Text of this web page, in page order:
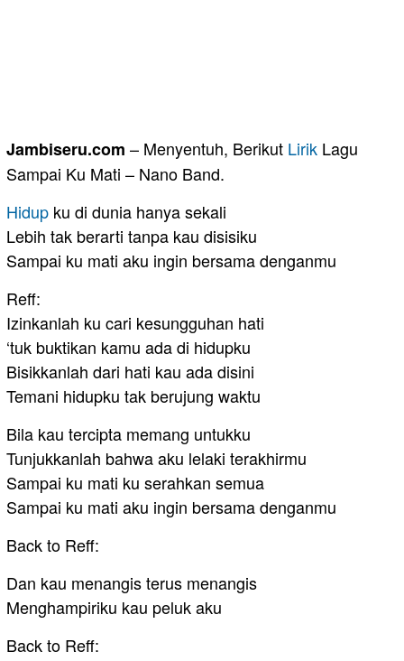
Jambiseru.com – Menyentuh, Berikut Lirik Lagu
Sampai Ku Mati – Nano Band.
Hidup ku di dunia hanya sekali
Lebih tak berarti tanpa kau disisiku
Sampai ku mati aku ingin bersama denganmu
Reff:
Izinkanlah ku cari kesungguhan hati
‘tuk buktikan kamu ada di hidupku
Bisikkanlah dari hati kau ada disini
Temani hidupku tak berujung waktu
Bila kau tercipta memang untukku
Tunjukkanlah bahwa aku lelaki terakhirmu
Sampai ku mati ku serahkan semua
Sampai ku mati aku ingin bersama denganmu
Back to Reff:
Dan kau menangis terus menangis
Menghampiriku kau peluk aku
Back to Reff: